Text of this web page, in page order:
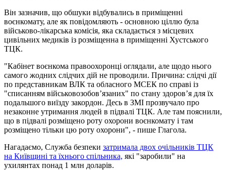
Він зазначив, що обшуки відбувались в приміщенні
воєнкомату, але як повідомляють - основною ціллю була
військово-лікарська комісія, яка складається з місцевих
цивільних медиків із розміщенна в приміщенні Хустського
ТЦК.
"Кабінет воєнкома правоохоронці оглядали, але щодо нього
самого жодних слідчих дій не проводили. Причина: слідчі дії
по представникам ВЛК та обласного МСЕК по справі із
"списанням військовозобовʼязаних" по стану здоровʼя для їх
подальшого виїзду закордон. Десь в ЗМІ прозвучало про
незаконне утримання людей в підвалі ТЦК. Але там пояснили,
що в підвалі розміщено роту охорони воєнкомату і там
розміщено тільки цю роту охорони", - пише Глагола.
Нагадаємо, Служба безпеки затримала двох очільників ТЦК
на Київщині та їхнього спільника, які "заробили" на
ухилянтах понад 1 млн доларів.